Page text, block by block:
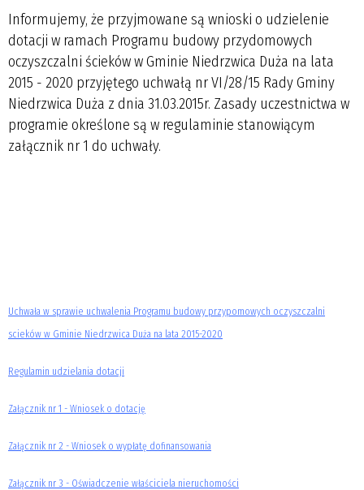
Informujemy, że przyjmowane są wnioski o udzielenie
dotacji w ramach Programu budowy przydomowych
oczyszczalni ścieków w Gminie Niedrzwica Duża na lata
2015 - 2020 przyjętego uchwałą nr VI/28/15 Rady Gminy
Niedrzwica Duża z dnia 31.03.2015r. Zasady uczestnictwa w
programie określone są w regulaminie stanowiącym
załącznik nr 1 do uchwały.
Uchwała w sprawie uchwalenia Programu budowy przypomowych oczyszczalni
scieków w Gminie Niedrzwica Duża na lata 2015-2020
Regulamin udzielania dotacji
Załącznik nr 1 - Wniosek o dotację
Załącznik nr 2 - Wniosek o wypłatę dofinansowania
Załącznik nr 3 - Oświadczenie właściciela nieruchomości